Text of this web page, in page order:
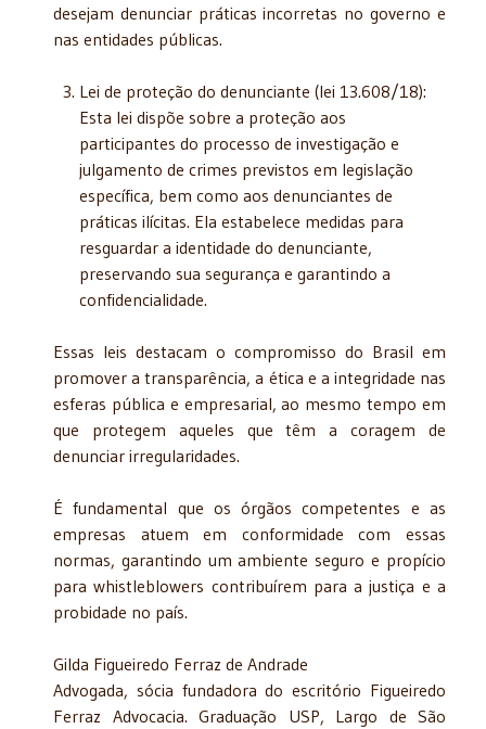
desejam denunciar práticas incorretas no governo e
nas entidades públicas.
Lei de proteção do denunciante (lei 13.608/18):
Esta lei dispõe sobre a proteção aos
participantes do processo de investigação e
julgamento de crimes previstos em legislação
específica, bem como aos denunciantes de
práticas ilícitas. Ela estabelece medidas para
resguardar a identidade do denunciante,
preservando sua segurança e garantindo a
confidencialidade.
Essas leis destacam o compromisso do Brasil em
promover a transparência, a ética e a integridade nas
esferas pública e empresarial, ao mesmo tempo em
que protegem aqueles que têm a coragem de
denunciar irregularidades.
É fundamental que os órgãos competentes e as
empresas atuem em conformidade com essas
normas, garantindo um ambiente seguro e propício
para whistleblowers contribuírem para a justiça e a
probidade no país.
Gilda Figueiredo Ferraz de Andrade
Advogada, sócia fundadora do escritório Figueiredo
Ferraz Advocacia. Graduação USP, Largo de São